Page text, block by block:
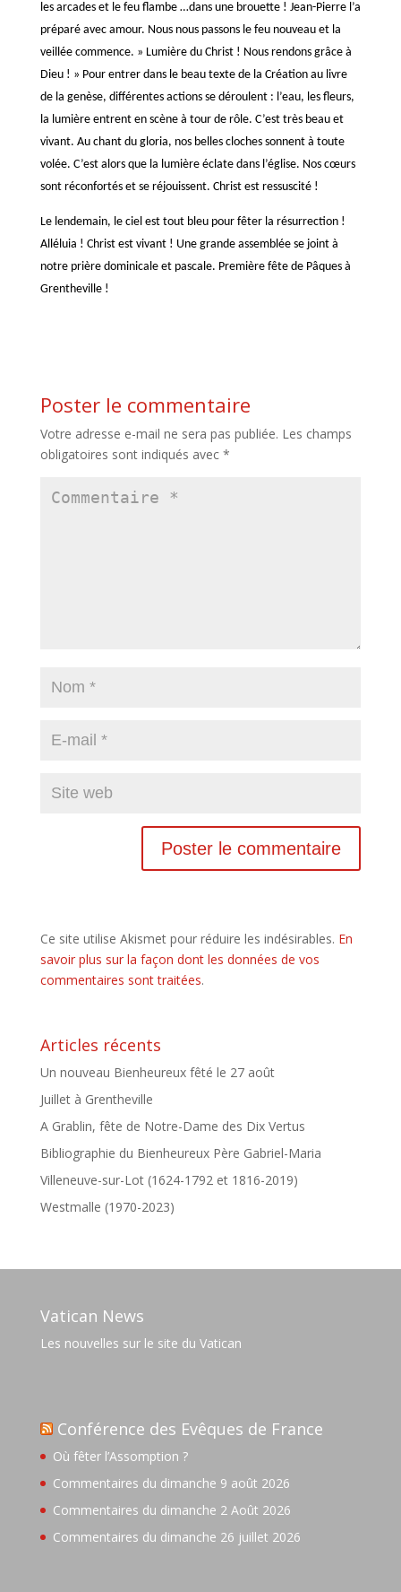
les arcades et le feu flambe …dans une brouette ! Jean-Pierre l’a
préparé avec amour. Nous nous passons le feu nouveau et la
veillée commence. » Lumière du Christ ! Nous rendons grâce à
Dieu ! » Pour entrer dans le beau texte de la Création au livre
de la genèse, différentes actions se déroulent : l’eau, les fleurs,
la lumière entrent en scène à tour de rôle. C’est très beau et
vivant. Au chant du gloria, nos belles cloches sonnent à toute
volée. C’est alors que la lumière éclate dans l’église. Nos cœurs
sont réconfortés et se réjouissent. Christ est ressuscité !
Le lendemain, le ciel est tout bleu pour fêter la résurrection !
Alléluia ! Christ est vivant ! Une grande assemblée se joint à
notre prière dominicale et pascale. Première fête de Pâques à
Grentheville !
Poster le commentaire
Votre adresse e-mail ne sera pas publiée. Les champs
obligatoires sont indiqués avec *
Ce site utilise Akismet pour réduire les indésirables. En
savoir plus sur la façon dont les données de vos
commentaires sont traitées.
Articles récents
Un nouveau Bienheureux fêté le 27 août
Juillet à Grentheville
A Grablin, fête de Notre-Dame des Dix Vertus
Bibliographie du Bienheureux Père Gabriel-Maria
Villeneuve-sur-Lot (1624-1792 et 1816-2019)
Westmalle (1970-2023)
Vatican News
Les nouvelles sur le site du Vatican
Conférence des Evêques de France
Où fêter l’Assomption ?
Commentaires du dimanche 9 août 2026
Commentaires du dimanche 2 Août 2026
Commentaires du dimanche 26 juillet 2026